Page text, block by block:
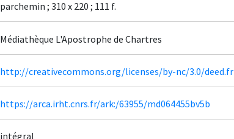
parchemin ; 310 x 220 ; 111 f.
Médiathèque L'Apostrophe de Chartres
http://creativecommons.org/licenses/by-nc/3.0/deed.fr
https://arca.irht.cnrs.fr/ark:/63955/md064455bv5b
intégral